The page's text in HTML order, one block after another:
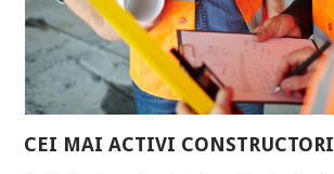
CEI MAI ACTIVI CONSTRUCTORI